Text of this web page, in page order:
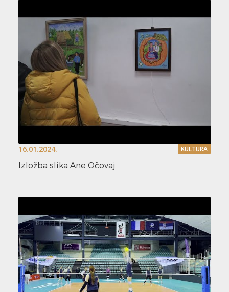
16.01.2024. KULTURA
Izložba slika Ane Očovaj